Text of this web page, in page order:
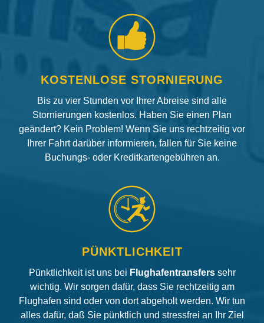
KOSTENLOSE STORNIERUNG
Bis zu vier Stunden vor Ihrer Abreise sind alle
Stornierungen kostenlos. Haben Sie einen Plan
geändert? Kein Problem! Wenn Sie uns rechtzeitig vor
Ihrer Fahrt darüber informieren, fallen für Sie keine
Buchungs- oder Kreditkartengebühren an.
PÜNKTLICHKEIT
Pünktlichkeit ist uns bei Flughafentransfers sehr
wichtig. Wir sorgen dafür, dass Sie rechtzeitig am
Flughafen sind oder von dort abgeholt werden. Wir tun
alles dafür, daß Sie pünktlich und stressfrei an Ihr Ziel